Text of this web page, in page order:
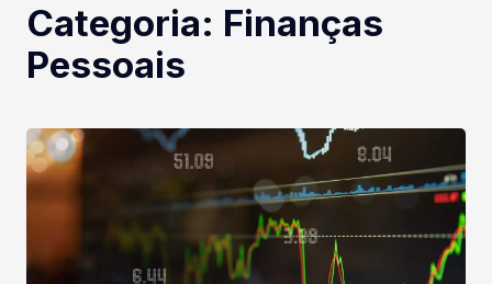
Categoria: Finanças
Pessoais